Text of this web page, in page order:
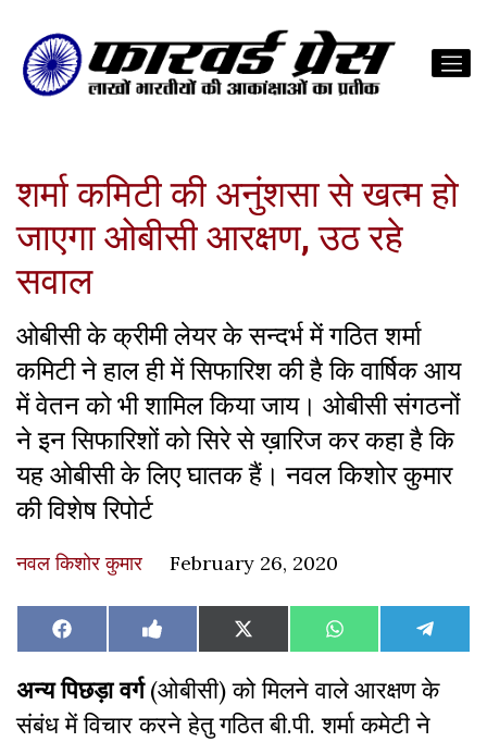
शर्मा कमिटी की अनुंशसा से खत्म हो
जाएगा ओबीसी आरक्षण, उठ रहे
सवाल
ओबीसी के क्रीमी लेयर के सन्दर्भ में गठित शर्मा
कमिटी ने हाल ही में सिफारिश की है कि वार्षिक आय
में वेतन को भी शामिल किया जाय। ओबीसी संगठनों
ने इन सिफारिशों को सिरे से ख़ारिज कर कहा है कि
यह ओबीसी के लिए घातक हैं। नवल किशोर कुमार
की विशेष रिपोर्ट
नवल किशोर कुमार February 26, 2020
Share
on
Facebook Share
on
Like
on
Facebook
Share
on
X
(Twitter)
Share
on
WhatsAppShare
on
अन्य पिछड़ा वर्ग(ओबीसी) को मिलने वाले आरक्षण के
संबंध में विचार करने हेतु गठित बी.पी. शर्मा कमेटी ने